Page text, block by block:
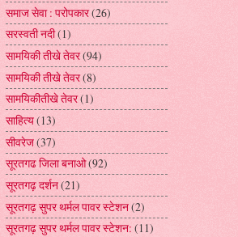
समाज सेवा : परोपकार(26)
सरस्वती नदी(1)
सामयिकी तीखे तेवर(94)
सामयिकी तीखे तेवर(8)
सामयिकीतीखे तेवर(1)
साहित्य(13)
सीवरेज(37)
सूरतगढ जिला बनाओ(92)
सूरतगढ़ दर्शन(21)
सूरतगढ़ सुपर थर्मल पावर स्टेशन(2)
सूरतगढ़ सुपर थर्मल पावर स्टेशन: (11)